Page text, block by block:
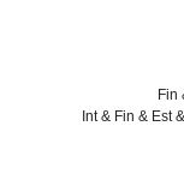
Fin
Int & Fin & Est